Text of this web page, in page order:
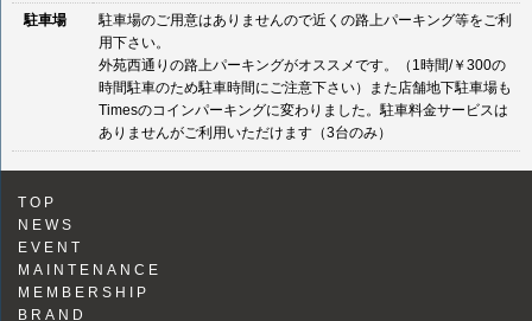
駐車場
駐車場のご用意はありませんので近くの路上パーキング等をご利
用下さい。
外苑西通りの路上パーキングがオススメです。（1時間/￥300の
時間駐車のため駐車時間にご注意下さい）また店舗地下駐車場も
Timesのコインパーキングに変わりました。駐車料金サービスは
ありませんがご利用いただけます（3台のみ）
TOP
NEWS
EVENT
MAINTENANCE
MEMBERSHIP
BRAND